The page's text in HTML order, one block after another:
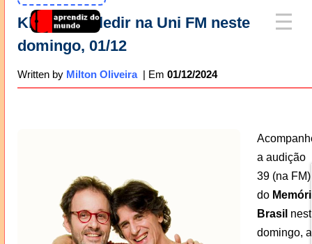
Kleiton & Kledir na Uni FM neste
domingo, 01/12
Written by Milton Oliveira 01/12/2024
a audição
39 (na FM)
do
Brasil
domingo, a